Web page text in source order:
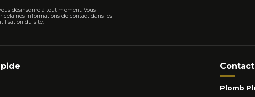
désinscrire à tout moment. Vous
cela nos informations de contact dans les
du site.
Plomb